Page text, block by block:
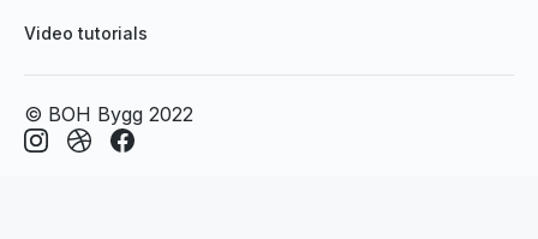
Video tutorials
© BOH Bygg 2022